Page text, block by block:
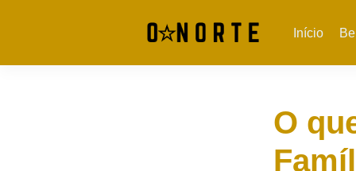
Início
O